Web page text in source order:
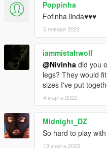
Poppinha
Fofinha linda♥♥♥
5 января 2022
iammistahwolf
@Nivinha did you
legs? They would
sizes I've put
4 марта 2022
Midnight_DZ
So hard to play
13 марта 2023